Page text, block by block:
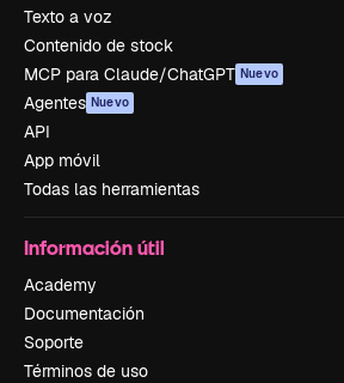
Texto a voz
Contenido de stock
MCP para Claude/ChatGPT Nuevo
Agentes Nuevo
API
App móvil
Todas las herramientas
Información útil
Academy
Documentación
Soporte
Términos de uso